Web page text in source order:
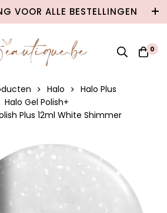
VOOR ALLE BESTELLINGEN
& €120 NAAR
0
Halo
Halo Plus
Halo Gel Polish+
Plus 12ml White Shimmer